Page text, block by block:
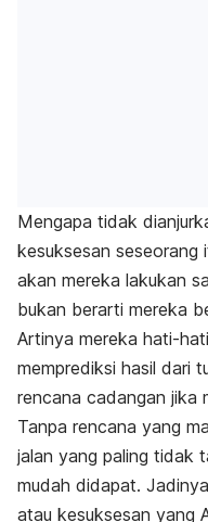
Mengapa tidak
kesuksesan seseorang
akan mereka lakukan
bukan berarti mereka
Artinya mereka hati-
memprediksi hasil dari
rencana cadangan jika
Tanpa rencana yang
jalan yang paling tidak
mudah didapat.
atau kesuksesan yang